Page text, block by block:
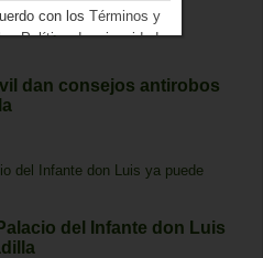
dan consejos antirobos
del Infante don Luis
con los Términos y
Política de privacidad